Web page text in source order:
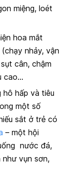
miệng, loét
hoa mắt
nhảy, vận
cân, chậm
cao…
hô hấp và tiêu
một số
sắt ở trẻ có
– một hội
nước đá,
như vụn sơn,